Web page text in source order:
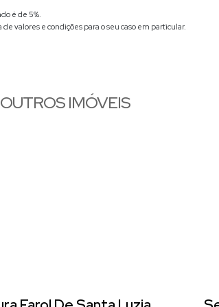
é de 5%.
valores e condições para o seu caso em particular.
OUTROS IMÓVEIS